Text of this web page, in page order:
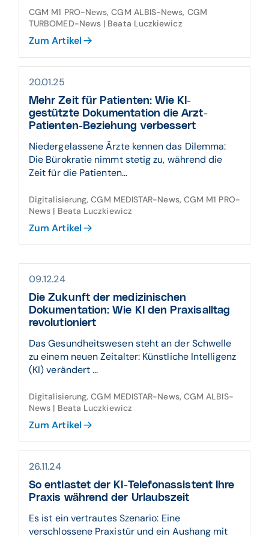
CGM M1 PRO-News, CGM ALBIS-News, CGM
TURBOMED-News | Beata Luczkiewicz
Zum Artikel
20.01.25
Mehr Zeit für Patienten: Wie KI-
gestützte Dokumentation die Arzt-
Patienten-Beziehung verbessert
Niedergelassene Ärzte kennen das Dilemma:
Die Bürokratie nimmt stetig zu, während die
Zeit für die Patienten...
Digitalisierung, CGM MEDISTAR-News, CGM M1 PRO-
News | Beata Luczkiewicz
Zum Artikel
09.12.24
Die Zukunft der medizinischen
Dokumentation: Wie KI den Praxisalltag
revolutioniert
Das Gesundheitswesen steht an der Schwelle
zu einem neuen Zeitalter: Künstliche Intelligenz
(KI) verändert ...
Digitalisierung, CGM MEDISTAR-News, CGM ALBIS-
News | Beata Luczkiewicz
Zum Artikel
26.11.24
So entlastet der KI-Telefonassistent Ihre
Praxis während der Urlaubszeit
Es ist ein vertrautes Szenario: Eine
verschlossene Praxistür und ein Aushang mit